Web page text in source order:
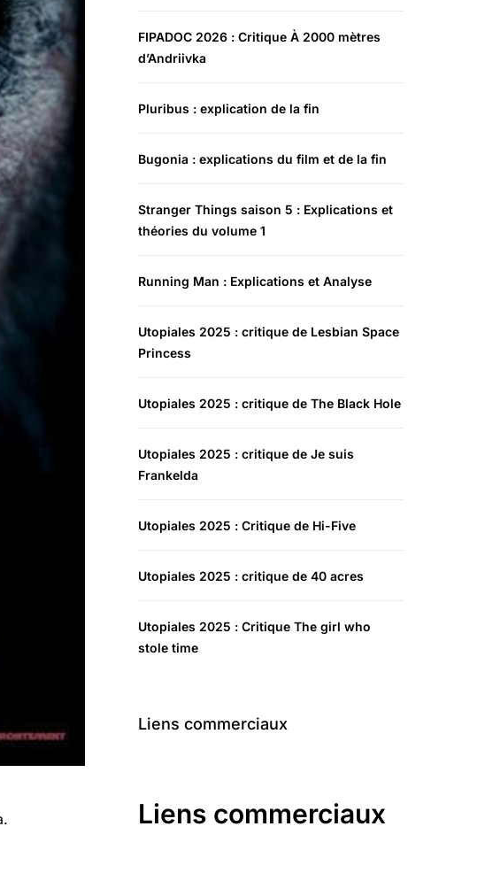
FIPADOC 2026 : Critique À 2000 mètres
d’Andriivka
Pluribus : explication de la fin
Bugonia : explications du film et de la fin
Stranger Things saison 5 : Explications et
théories du volume 1
Running Man : Explications et Analyse
Utopiales 2025 : critique de Lesbian Space
Princess
Utopiales 2025 : critique de The Black Hole
Utopiales 2025 : critique de Je suis
Frankelda
Utopiales 2025 : Critique de Hi-Five
Utopiales 2025 : critique de 40 acres
Utopiales 2025 : Critique The girl who
stole time
Liens commerciaux
Liens commerciaux